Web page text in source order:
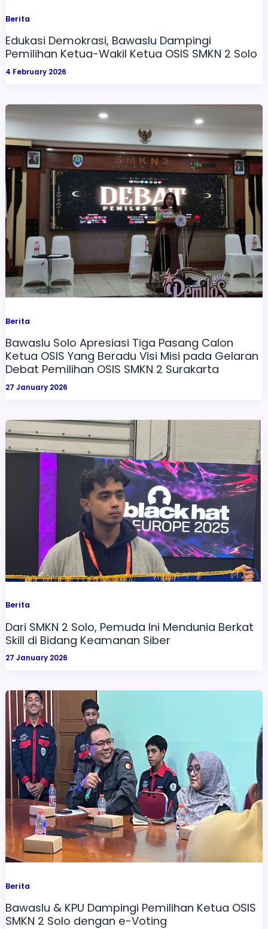
Berita
Edukasi Demokrasi, Bawaslu Dampingi
Pemilihan Ketua-Wakil Ketua OSIS SMKN 2 Solo
4 February 2026
Berita
Bawaslu Solo Apresiasi Tiga Pasang Calon
Ketua OSIS Yang Beradu Visi Misi pada Gelaran
Debat Pemilihan OSIS SMKN 2 Surakarta
27 January 2026
Berita
Dari SMKN 2 Solo, Pemuda Ini Mendunia Berkat
Skill di Bidang Keamanan Siber
27 January 2026
Berita
Bawaslu & KPU Dampingi Pemilihan Ketua OSIS
SMKN 2 Solo dengan e-Voting